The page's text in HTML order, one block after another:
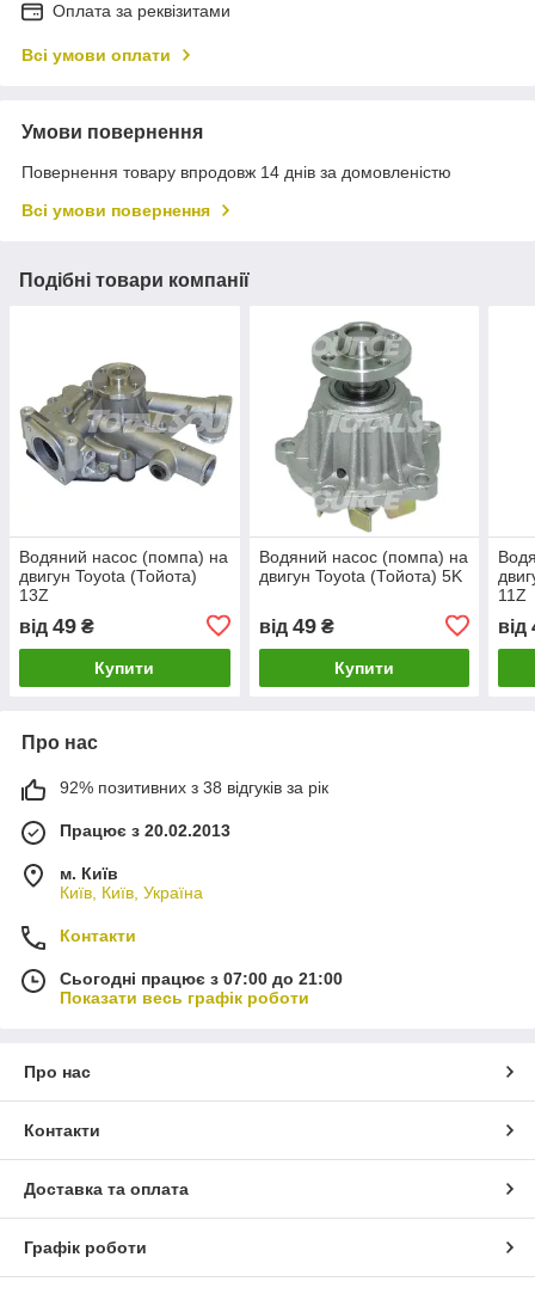
Оплата за реквізитами
Всі умови оплати
Умови повернення
Повернення товару впродовж 14 днів за домовленістю
Всі умови повернення
Подібні товари компанії
Водяний насос (помпа) на
двигун Toyota (Тойота)
13Z
від 49 ₴
Купити
Водяний насос (помпа) на
двигун Toyota (Тойота) 5K
від 49₴
Купити
11Z
від
Про нас
92% позитивних з 38 відгуків за рік
Працює з 20.02.2013
м. Київ
Київ, Київ, Україна
Контакти
Сьогодні працює з 07:00 до 21:00
Показати весь графік роботи
Про нас
Контакти
Доставка та оплата
Графік роботи